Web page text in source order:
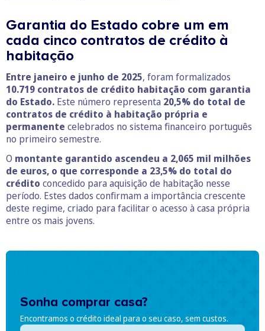
Garantia do Estado cobre um em
cada cinco contratos de crédito à
habitação
Entre janeiro e junho de 2025, foram formalizados
10.719 contratos de crédito habitação com garantia
do Estado. Este número representa 20,5% do total de
contratos de crédito à habitação própria e
permanente celebrados no sistema financeiro português
no primeiro semestre.
O montante garantido ascendeu a 2,065 mil milhões
de euros, o que corresponde a 23,5% do total do
crédito concedido para aquisição de habitação nesse
período. Estes dados confirmam a importância crescente
deste regime, criado para facilitar o acesso à casa própria
entre os mais jovens.
Sonha comprar casa?
Encontramos o crédito ideal para o seu caso, sem custos.